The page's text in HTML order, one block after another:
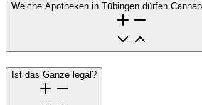
Welche Apotheken in Tübingen dürfen
Ist das Ganze legal?